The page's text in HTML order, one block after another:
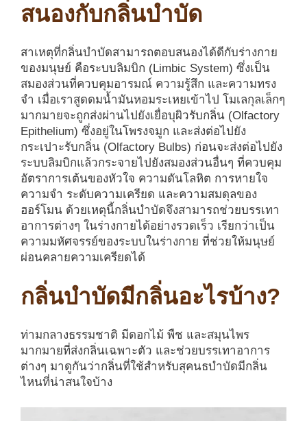
สนองกับกลิ่นบำบัด
สาเหตุที่กลิ่นบำบัดสามารถตอบสนองได้ดีกับร่างกาย
ของมนุษย์ คือระบบลิมบิก (Limbic System) ซึ่งเป็น
สมองส่วนที่ควบคุมอารมณ์ ความรู้สึก และความทรง
จำ เมื่อเราสูดดมน้ำมันหอมระเหยเข้าไป โมเลกุลเล็กๆ
มากมายจะถูกส่งผ่านไปยังเยื่อบุผิวรับกลิ่น (Olfactory
Epithelium) ซึ่งอยู่ในโพรงจมูก และส่งต่อไปยัง
กระเปาะรับกลิ่น (Olfactory Bulbs) ก่อนจะส่งต่อไปยัง
ระบบลิมบิกแล้วกระจายไปยังสมองส่วนอื่นๆ ที่ควบคุม
อัตราการเต้นของหัวใจ ความดันโลหิต การหายใจ
ความจำ ระดับความเครียด และความสมดุลของ
ฮอร์โมน ด้วยเหตุนี้กลิ่นบำบัดจึงสามารถช่วยบรรเทา
อาการต่างๆ ในร่างกายได้อย่างรวดเร็ว เรียกว่าเป็น
ความมหัศจรรย์ของระบบในร่างกาย ที่ช่วยให้มนุษย์
ผ่อนคลายความเครียดได้
กลิ่นบำบัดมีกลิ่นอะไรบ้าง?
ท่ามกลางธรรมชาติ มีดอกไม้ พืช และสมุนไพร
มากมายที่ส่งกลิ่นเฉพาะตัว และช่วยบรรเทาอาการ
ต่างๆ มาดูกันว่ากลิ่นที่ใช้สำหรับสุคนธบำบัดมีกลิ่น
ไหนที่น่าสนใจบ้าง